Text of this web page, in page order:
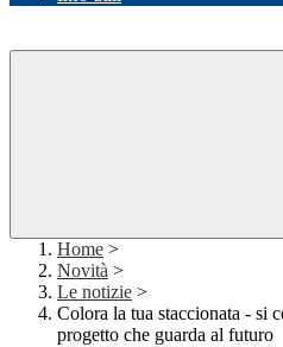
Home >
Novità >
Le notizie >
Colora la tua staccionata - si
progetto che guarda al futuro